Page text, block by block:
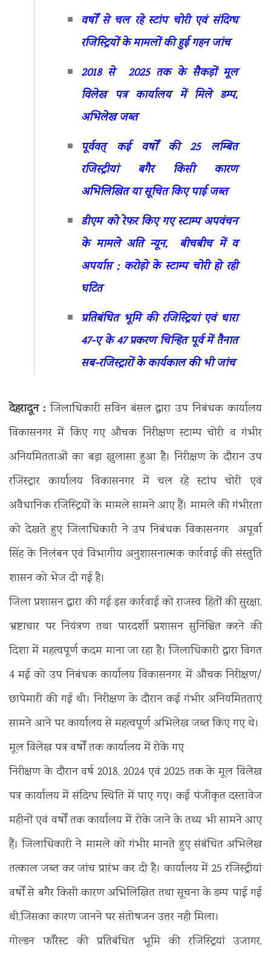
वर्षों से चल रहे स्टांप चोरी एवं संदिग्ध
रजिस्ट्रियों के मामलों की हुई गहन जांच
2018 से 2025 तक के सैकड़ों मूल
विलेख पत्र कार्यालय में मिले डम्प,
अभिलेख जब्त
पूर्ववत् कई वर्षों की 25 लम्बित
रजिस्ट्रीयां बगैर किसी कारण
अभिलिखित या सूचित किए पाई जब्त
डीएम को रेफर किए गए स्टाम्प अपवंचन
के मामले अति न्यून, बीचबीच में व
अपर्याप्त ; करोड़ो के स्टाम्प चोरी हो रही
घटित
प्रतिबंधित भूमि की रजिस्ट्रियां एवं धारा
47-ए के 47 प्रकरण चिन्हित पूर्व में तैनात
सब-रजिस्ट्रारों के कार्यकाल की भी जांच
देहरादून : जिलाधिकारी सविन बंसल द्वारा उप निबंधक कार्यालय
विकासनगर में किए गए औचक निरीक्षण स्टाम्प चोरी व गंभीर
अनियमितताओं का बड़ा खुलासा हुआ है। निरीक्षण के दौरान उप
रजिस्ट्रार कार्यालय विकासनगर में चल रहे स्टांप चोरी एवं
अवैधानिक रजिस्ट्रियों के मामले सामने आए हैं। मामले की गंभीरता
को देखते हुए जिलाधिकारी ने उप निबंधक विकासनगर अपूर्वा
सिंह के निलंबन एवं विभागीय अनुशासनात्मक कार्रवाई की संस्तुति
शासन को भेज दी गई है।
जिला प्रशासन द्वारा की गई इस कार्रवाई को राजस्व हितों की सुरक्षा,
भ्रष्टाचार पर नियंत्रण तथा पारदर्शी प्रशासन सुनिश्चित करने की
दिशा में महत्वपूर्ण कदम माना जा रहा है। जिलाधिकारी द्वारा विगत
4 मई को उप निबंधक कार्यालय विकासनगर में औचक निरीक्षण/
छापेमारी की गई थी। निरीक्षण के दौरान कई गंभीर अनियमितताएं
सामने आने पर कार्यालय से महत्वपूर्ण अभिलेख जब्त किए गए थे।
मूल विलेख पत्र वर्षों तक कार्यालय में रोके गए
निरीक्षण के दौरान वर्ष 2018, 2024 एवं 2025 तक के मूल विलेख
पत्र कार्यालय में संदिग्ध स्थिति में पाए गए। कई पंजीकृत दस्तावेज
महीनों एवं वर्षों तक कार्यालय में रोके जाने के तथ्य भी सामने आए
हैं। जिलाधिकारी ने मामले को गंभीर मानते हुए संबंधित अभिलेख
तत्काल जब्त कर जांच प्रारंभ कर दी है। कार्यालय में 25 रजिस्ट्रीयां
वर्षों से बगैर किसी कारण अभिलिखित तथा सूचना के डम्प पाई गई
थी,जिसका कारण जानने पर संतोषजन उत्तर नही मिला।
गोल्डन फॉरेस्ट की प्रतिबंधित भूमि की रजिस्ट्रियां उजागर,